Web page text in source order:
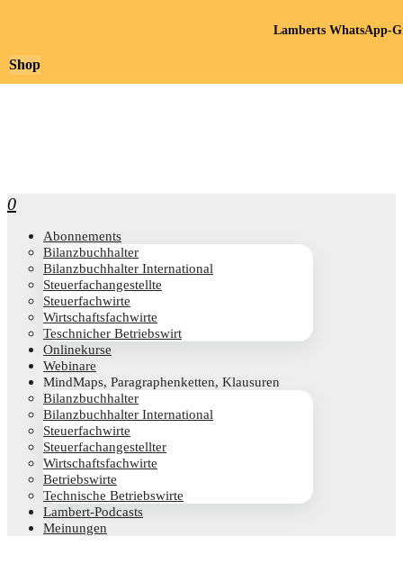
0
Abon­ne­ments
Bilanz­buch­hal­ter
Bilanz­buch­hal­ter International
Steu­er­fach­an­ge­stell­te
Steu­er­fach­wir­te
Wirt­schafts­fach­wir­te
Teschni­cher Betriebswirt
Online­kur­se
Web­i­na­re
Mind­Maps, Para­gra­phen­ket­ten, Klausuren
Bilanz­buch­hal­ter
Bilanz­buch­hal­ter International
Steu­er­fach­wir­te
Steu­er­fach­an­ge­stell­ter
Wirt­schafts­fach­wir­te
Betriebs­wir­te
Tech­ni­sche Betriebswirte
Lam­­bert-Pod­­casts
Mei­nun­gen
Shop
Lamberts WhatsApp-